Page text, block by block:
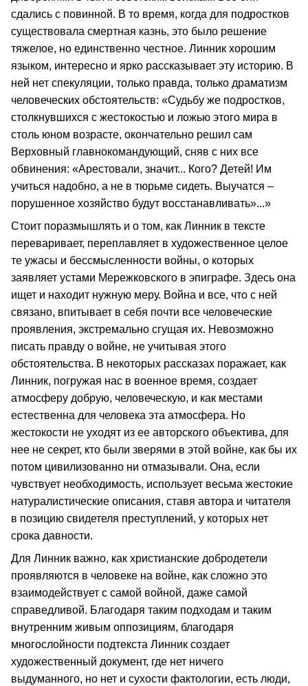
сдались с повинной. В то время, когда для подростков
существовала смертная казнь, это было решение
тяжелое, но единственно честное. Линник хорошим
языком, интересно и ярко рассказывает эту историю. В
ней нет спекуляции, только правда, только драматизм
человеческих обстоятельств: «Судьбу же подростков,
столкнувшихся с жестокостью и ложью этого мира в
столь юном возрасте, окончательно решил сам
Верховный главнокомандующий, сняв с них все
обвинения: «Арестовали, значит... Кого? Детей! Им
учиться надобно, а не в тюрьме сидеть. Выучатся –
порушенное хозяйство будут восстанавливать»...»
Стоит поразмышлять и о том, как Линник в тексте
переваривает, переплавляет в художественное целое
те ужасы и бессмысленности войны, о которых
заявляет устами Мережковского в эпиграфе. Здесь она
ищет и находит нужную меру. Война и все, что с ней
связано, впитывает в себя почти все человеческие
проявления, экстремально сгущая их. Невозможно
писать правду о войне, не учитывая этого
обстоятельства. В некоторых рассказах поражает, как
Линник, погружая нас в военное время, создает
атмосферу добрую, человеческую, и как местами
естественна для человека эта атмосфера. Но
жестокости не уходят из ее авторского объектива, для
нее не секрет, кто были зверями в этой войне, как бы их
потом цивилизованно ни отмазывали. Она, если
чувствует необходимость, использует весьма жестокие
натуралистические описания, ставя автора и читателя
в позицию свидетеля преступлений, у которых нет
срока давности.
Для Линник важно, как христианские добродетели
проявляются в человеке на войне, как сложно это
взаимодействует с самой войной, даже самой
справедливой. Благодаря таким подходам и таким
внутренним живым оппозициям, благодаря
многослойности подтекста Линник создает
художественный документ, где нет ничего
выдуманного, но нет и сухости фактологии, есть люди,